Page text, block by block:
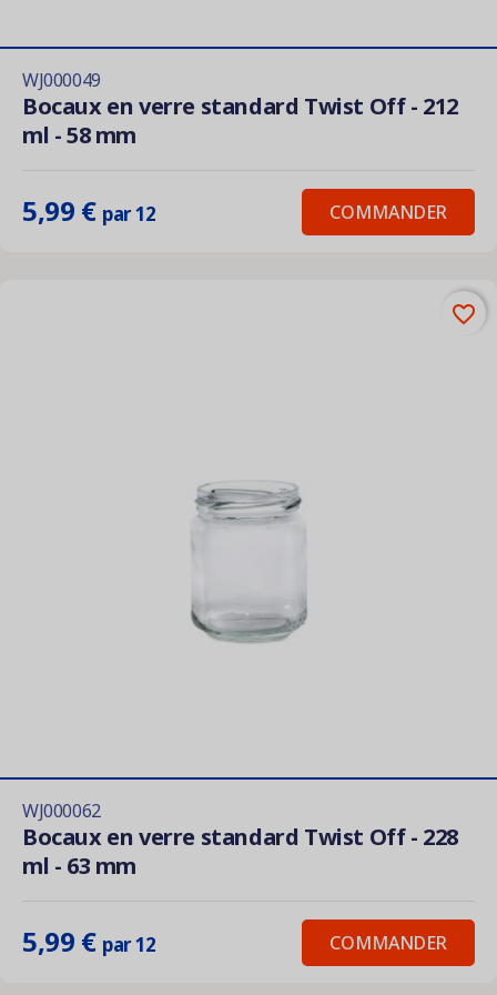
WJ000049
Bocaux en verre standard Twist Off - 212
ml - 58 mm
5,99 € par 12 COMMANDER
WJ000062
Bocaux en verre standard Twist Off - 228
ml - 63 mm
5,99 € par 12 COMMANDER
favorite_border